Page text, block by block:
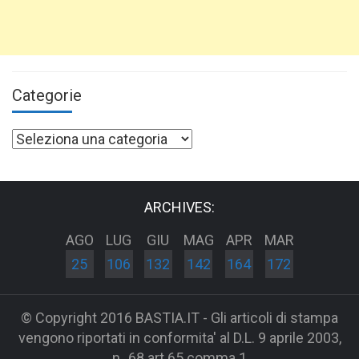
Categorie
Categorie
ARCHIVES:
AGO
25
LUG
106
GIU
132
MAG
142
APR
164
MAR
172
© Copyright 2016 BASTIA.IT - Gli articoli di stampa
vengono riportati in conformita' al D.L. 9 aprile 2003,